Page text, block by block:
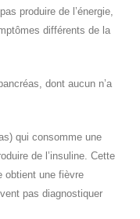
produire de l’énergie,
différents de la
dont aucun n’a
qui consomme une
de l’insuline. Cette
obtient une fièvre
pas diagnostiquer